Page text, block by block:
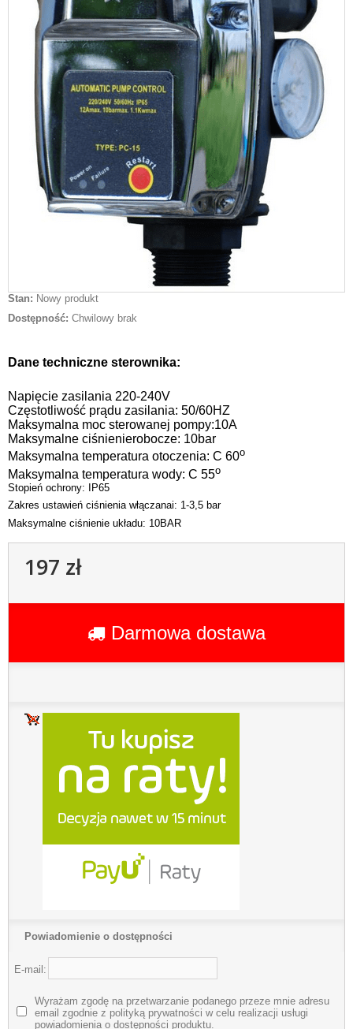
Stan: Nowy produkt
Dostępność: Chwilowy brak
Dane techniczne sterownika:
Napięcie zasilania 220-240V
Częstotliwość prądu zasilania: 50/60HZ
Maksymalna moc sterowanej pompy:10A
Maksymalne ciśnienierobocze: 10bar
Maksymalna temperatura otoczenia: C 60o
Maksymalna temperatura wody: C 55o
Stopień ochrony: IP65
Zakres ustawień ciśnienia włączanai: 1-3,5 bar
Maksymalne ciśnienie układu: 10BAR
197 zł
Darmowa dostawa
Powiadomienie o dostępności
E-mail:
Wyrażam zgodę na przetwarzanie podanego przeze mnie adresu
email zgodnie z polityką prywatności w celu realizacji usługi
powiadomienia o dostępności produktu.